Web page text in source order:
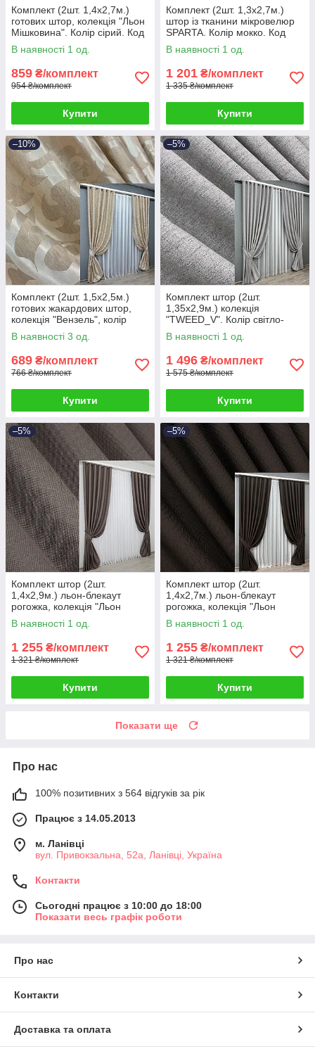
Комплект (2шт. 1,4х2,7м.)
готових штор, колекція "Льон
Мішковина". Колір сірий. Код
108ш 39-303
В наявності 1 од.
859 ₴/комплект
954 ₴/комплект
Купити
Комплект (2шт. 1,3х2,7м.)
штор із тканини мікровелюр
SPARTA. Колір мокко. Код
1036ш 39-773
В наявності 1 од.
1 201 ₴/комплект
1 335 ₴/комплект
Купити
–10%
Комплект (2шт. 1,5х2,5м.)
готових жакардових штор,
колекція "Вензель", колір
бежевий. Код 416ш 39-245
В наявності 3 од.
689 ₴/комплект
766 ₴/комплект
Купити
–5%
Комплект штор (2шт.
1,35х2,9м.) колекція
"TWEED_V". Колір світло-
сірий. Код 1913ш 39-0004
В наявності 1 од.
1 496 ₴/комплект
1 575 ₴/комплект
Купити
–5%
Комплект штор (2шт.
1,4х2,9м.) льон-блекаут
рогожка, колекція "Льон
Мішковина". Колір сіро-
коричневий. Код 1160ш 39-
В наявності 1 од.
1 255 ₴/комплект
1 321 ₴/комплект
Купити
–5%
Комплект штор (2шт.
1,4х2,7м.) льон-блекаут
рогожка, колекція "Льон
Мішковина". Колір венге. Код
1180ш 39-173
В наявності 1 од.
1 255 ₴/комплект
1 321 ₴/комплект
Купити
Показати ще
Про нас
100% позитивних з 564 відгуків за рік
Працює з 14.05.2013
м. Ланівці
вул. Привокзальна, 52а, Ланівці, Україна
Контакти
Сьогодні працює з 10:00 до 18:00
Показати весь графік роботи
Про нас
Контакти
Доставка та оплата